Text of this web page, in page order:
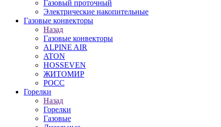
Газовый проточный
Электрические накопительные
Газовые конвекторы
Назад
Газовые конвекторы
ALPINE AIR
ATON
HOSSEVEN
ЖИТОМИР
РОСС
Горелки
Назад
Горелки
Газовые